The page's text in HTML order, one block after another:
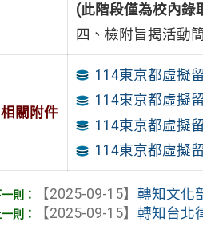
(此階段僅為校內錄
四、檢附旨揭活動
相關附件
114東京都虛擬
114東京都虛擬
114東京都虛擬
114東京都虛擬
【2025-09-15】轉知文化
【2025-09-15】轉知台北